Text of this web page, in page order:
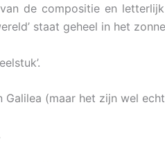
de compositie en
staat geheel in het
(maar het zijn wel